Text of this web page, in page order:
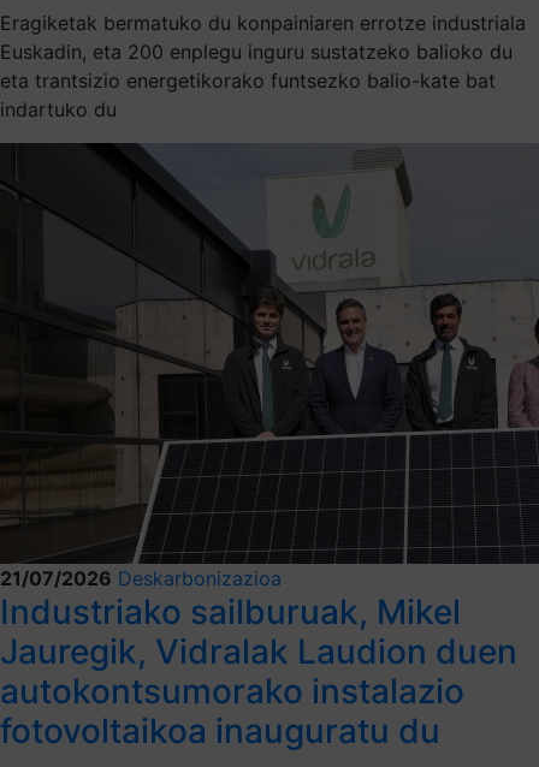
Eragiketak bermatuko du konpainiaren errotze industriala
Euskadin, eta 200 enplegu inguru sustatzeko balioko du
eta trantsizio energetikorako funtsezko balio-kate bat
indartuko du
21/07/2026 Deskarbonizazioa
Industriako sailburuak, Mikel
Jauregik, Vidralak Laudion duen
autokontsumorako instalazio
fotovoltaikoa inauguratu du